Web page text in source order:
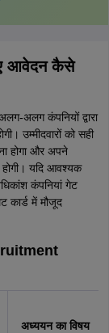
आवेदन कैसे
अलग कंपनियों द्वारा
उम्मीदवारों को सही
होगा और अपने
यदि आवश्यक
कंपनियां गेट
कार्ड में मौजूद
अध्‍ययन का विषय